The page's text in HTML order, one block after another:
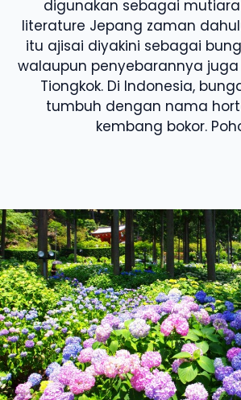
digunakan sebagai
literature Jepang zaman
itu ajisai diyakini sebagai
walaupun penyebarannya
Tiongkok. Di Indonesia,
tumbuh dengan nama
kembang bokor.